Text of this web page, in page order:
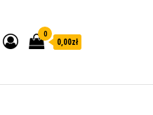
0
0,00zł